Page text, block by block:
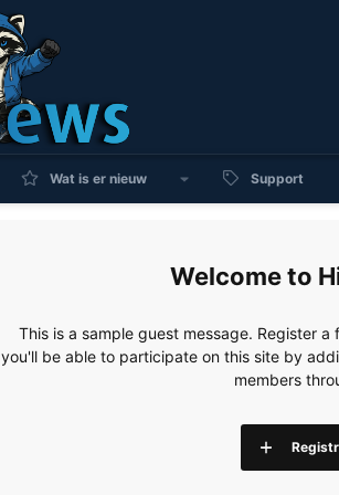
Wat is er nieuw Support
This is a sample guest message. Register
you'll be able to participate on this site by
members